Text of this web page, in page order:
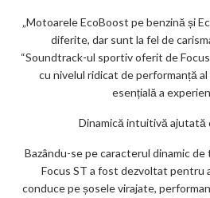
„Motoarele EcoBoost pe benzină și
diferite, dar sunt la fel de
“Soundtrack-ul sportiv oferit de
cu nivelul ridicat de performanță
esențială a
Dinamică intuitivă ajutată
Bazându-se pe caracterul dinamic de
Focus ST a fost dezvoltat pentru
conduce pe șosele virajate,